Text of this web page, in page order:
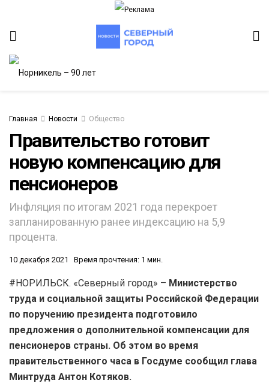
Главная Новости Общество
Правительство готовит
новую компенсацию для
пенсионеров
Инфляция по итогам 2021 года перекроет
запланированную ранее индексацию на 5,9
процента.
10 декабря 2021 Время прочтения: 1 мин.
#НОРИЛЬСК. «Северный город» – Министерство
труда и социальной защиты Российской Федерации
по поручению президента подготовило
предложения о дополнительной компенсации для
пенсионеров страны. Об этом во время
правительственного часа в Госдуме сообщил глава
Минтруда Антон Котяков.